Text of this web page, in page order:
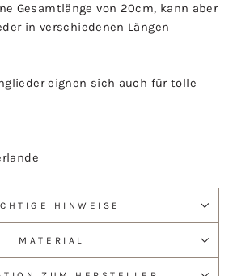
Gesamtlänge von 20cm, kann aber
in verschiedenen Längen
eignen sich auch für tolle
HINWEISE
MATERIAL